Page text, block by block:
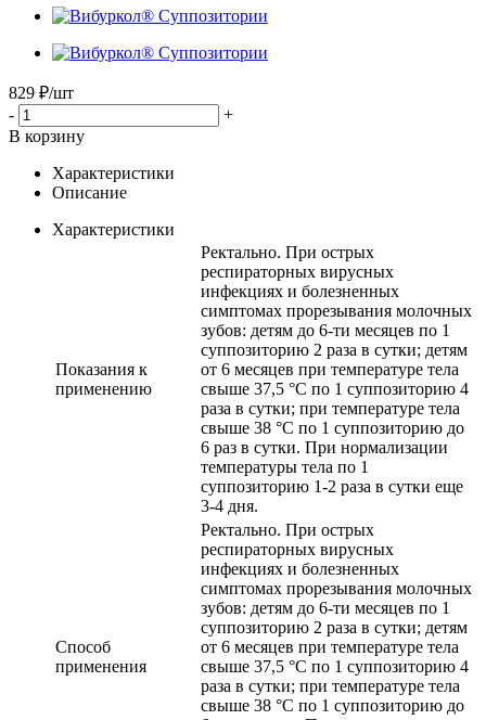
829 ₽/шт
-
+
В корзину
Характеристики
Описание
Характеристики
Показания к
применению
Ректально. При острых
респираторных вирусных
инфекциях и болезненных
симптомах прорезывания молочных
зубов: детям до 6-ти месяцев по 1
суппозиторию 2 раза в сутки; детям
от 6 месяцев при температуре тела
свыше 37,5 °С по 1 суппозиторию 4
раза в сутки; при температуре тела
свыше 38 °С по 1 суппозиторию до
6 раз в сутки. При нормализации
температуры тела по 1
суппозиторию 1-2 раза в сутки еще
3-4 дня.
Способ
применения
Ректально. При острых
респираторных вирусных
инфекциях и болезненных
симптомах прорезывания молочных
зубов: детям до 6-ти месяцев по 1
суппозиторию 2 раза в сутки; детям
от 6 месяцев при температуре тела
свыше 37,5 °С по 1 суппозиторию 4
раза в сутки; при температуре тела
свыше 38 °С по 1 суппозиторию до